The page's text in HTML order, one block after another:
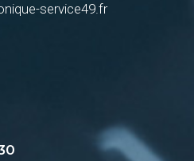
service49.fr